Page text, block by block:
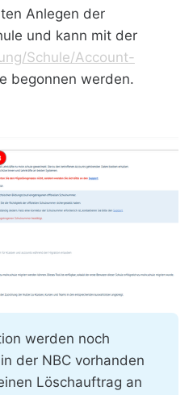
Anlegen der
und kann mit der
Schule/Account-
begonnen werden.
werden noch
der NBC vorhanden
Löschauftrag an